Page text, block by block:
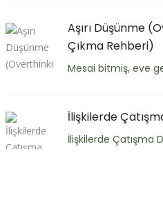
Aşırı Düşünme
Çıkma Rehberi)
Mesai bitmiş, eve
İlişkilerde
İlişkilerde Çatışma